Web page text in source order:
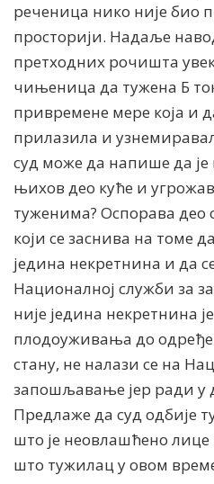
реченица нико није био
просторији. Надаље
претходних рочишта
чињеница да тужена Б
привремене мере која и
прилазила и
суд може да напише да је
њихов део куће и
туженима? Оспорава део
који се заснива на томе
једина некретнина и да
Националној служби за
није једина некретнина
плодоуживања до
стану, не налази се на
запошљавање јер ради у
Предлаже да суд одбије
што је неовлашћено лице
што тужилац у овом